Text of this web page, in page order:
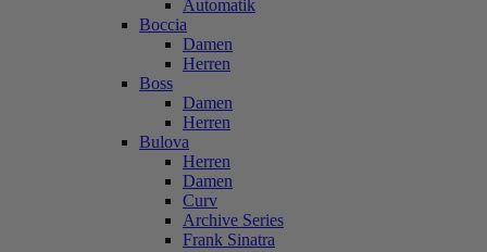
Automatik
Boccia
Damen
Herren
Boss
Damen
Herren
Bulova
Herren
Damen
Curv
Archive Series
Frank Sinatra